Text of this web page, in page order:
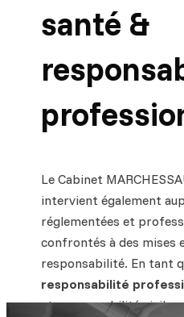
santé &
Le Cabinet
intervient également
réglementées et
confrontés à des mises
responsabilité. En tant
responsabilité
et responsabilité civile,